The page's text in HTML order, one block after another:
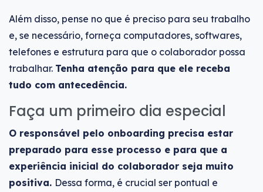
Além disso, pense no que é preciso para seu trabalho
e, se necessário, forneça computadores, softwares,
telefones e estrutura para que o colaborador possa
trabalhar. Tenha atenção para que ele receba
tudo com antecedência.
Faça um primeiro dia especial
O responsável pelo onboarding precisa estar
preparado para esse processo e para que a
experiência inicial do colaborador seja muito
positiva. Dessa forma, é crucial ser pontual e